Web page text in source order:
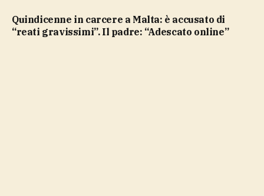
Quindicenne in carcere a Malta: è accusato di
“reati gravissimi”. Il padre: “Adescato online”